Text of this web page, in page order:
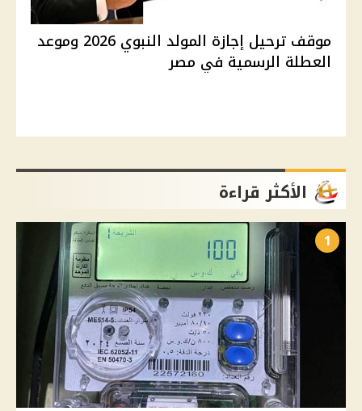
موقف ترحيل إجازة المولد النبوي 2026 وموعد
العطلة الرسمية في مصر
الأكثر قراءة
1